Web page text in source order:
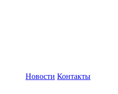
Новости Контакты